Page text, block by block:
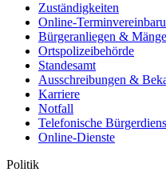
Zuständigkeiten
Online-
Bürgeranliegen &
Ortspolizeibehörde
Standesamt
Ausschreibungen &
Karriere
Notfall
Telefonische
Online-Dienste
Politik